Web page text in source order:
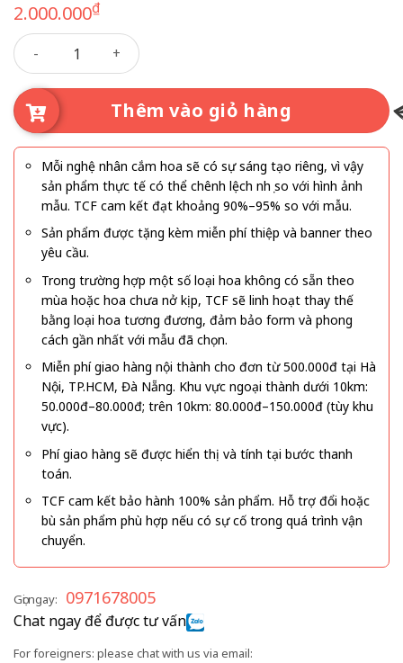
2.000.000₫
Giỏ trái cây 45 số lượng
Thêm vào giỏ hàng
Mỗi nghệ nhân cắm hoa sẽ có sự sáng tạo riêng, vì vậy
sản phẩm thực tế có thể chênh lệch nhẹ so với hình ảnh
mẫu. TCF cam kết đạt khoảng 90%–95% so với mẫu.
Sản phẩm được tặng kèm miễn phí thiệp và banner theo
yêu cầu.
Trong trường hợp một số loại hoa không có sẵn theo
mùa hoặc hoa chưa nở kịp, TCF sẽ linh hoạt thay thế
bằng loại hoa tương đương, đảm bảo form và phong
cách gần nhất với mẫu đã chọn.
Miễn phí giao hàng nội thành cho đơn từ 500.000đ tại Hà
Nội, TP.HCM, Đà Nẵng. Khu vực ngoại thành dưới 10km:
50.000đ–80.000đ; trên 10km: 80.000đ–150.000đ (tùy khu
vực).
Phí giao hàng sẽ được hiển thị và tính tại bước thanh
toán.
TCF cam kết bảo hành 100% sản phẩm. Hỗ trợ đổi hoặc
bù sản phẩm phù hợp nếu có sự cố trong quá trình vận
chuyển.
Gọi ngay: 0971678005
Chat ngay để được tư vấn
For foreigners: please chat with us via email: